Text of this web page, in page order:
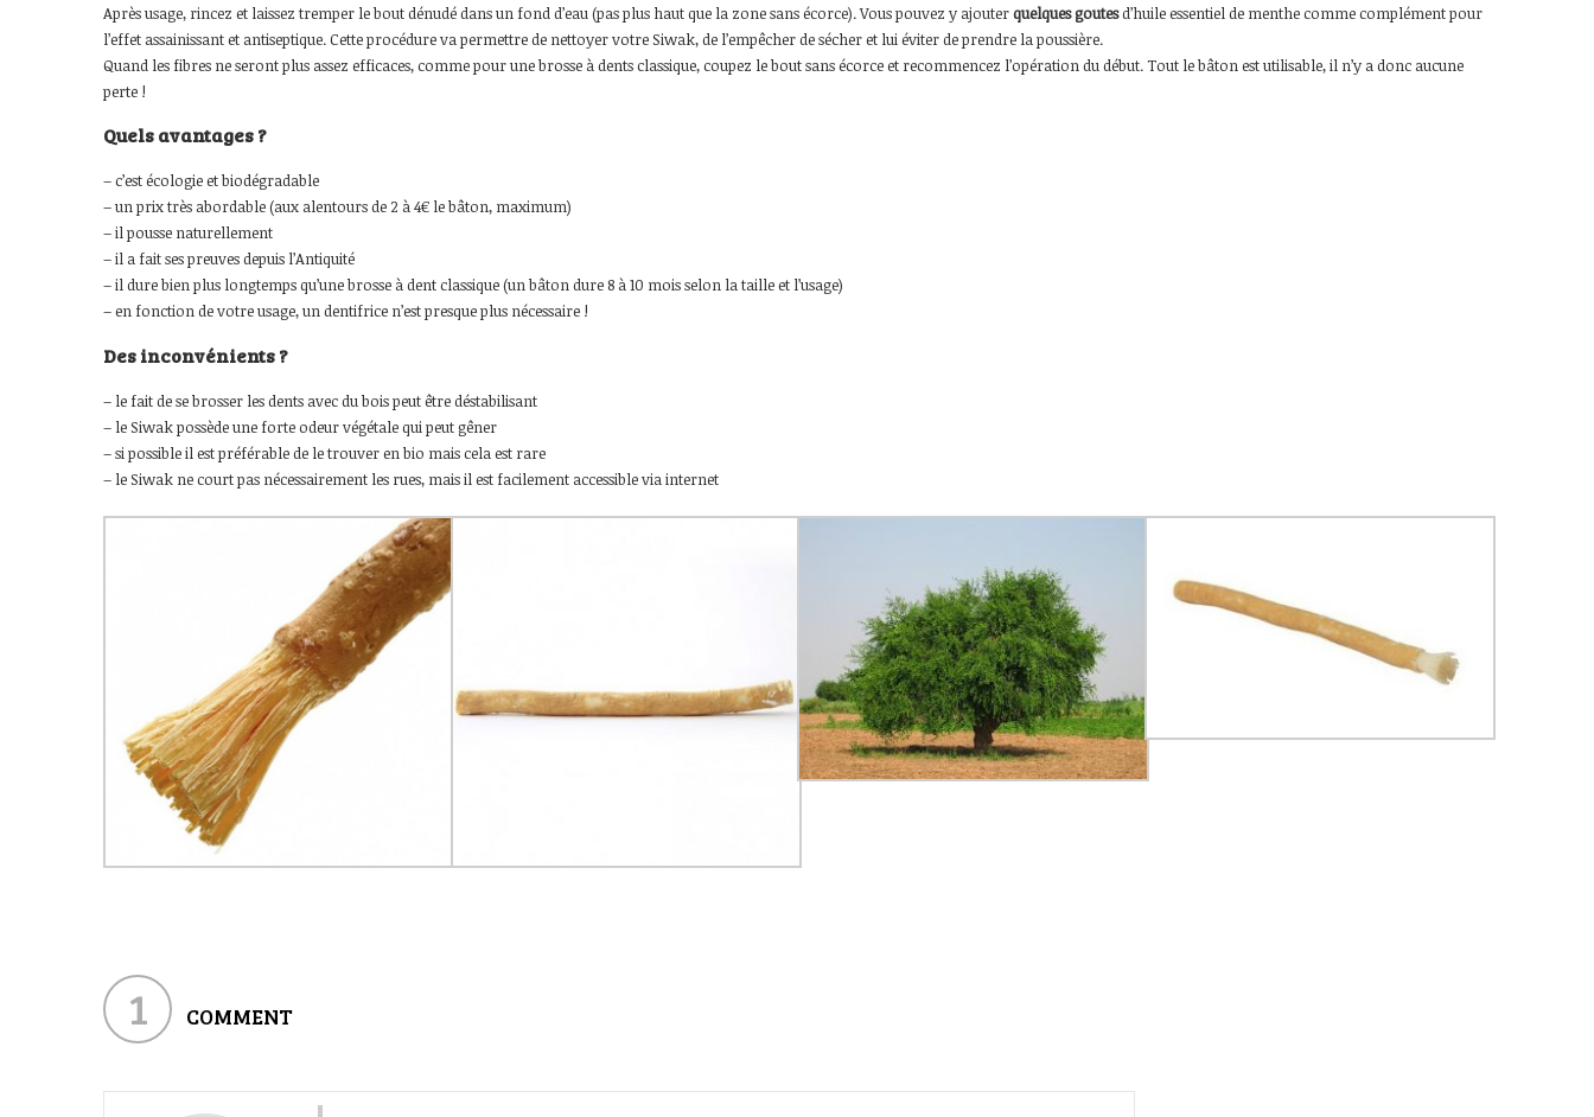
Après usage, rincez et laissez tremper le bout dénudé dans un fond d’eau (pas plus haut que la zone sans écorce). Vous pouvez y ajouterquelques goutesd’huile essentiel de menthe comme complément pour
l’effet assainissant et antiseptique. Cette procédure va permettre de nettoyer votre Siwak, de l’empêcher de sécher et lui éviter de prendre la poussière.
Quand les fibres ne seront plus assez efficaces, comme pour une brosse à dents classique, coupez le bout sans écorce et recommencez l’opération du début. Tout le bâton est utilisable, il n’y a donc aucune
perte !
Quels avantages ?
– c’est écologie et biodégradable
– un prix très abordable (aux alentours de 2 à 4€ le bâton, maximum)
– il pousse naturellement
– il a fait ses preuves depuis l’Antiquité
– il dure bien plus longtemps qu’une brosse à dent classique (un bâton dure 8 à 10 mois selon la taille et l’usage)
– en fonction de votre usage, un dentifrice n’est presque plus nécessaire !
Des inconvénients ?
– le fait de se brosser les dents avec du bois peut être déstabilisant
– le Siwak possède une forte odeur végétale qui peut gêner
– si possible il est préférable de le trouver en bio mais cela est rare
– le Siwak ne court pas nécessairement les rues, mais il est facilement accessible via internet
1 COMMENT